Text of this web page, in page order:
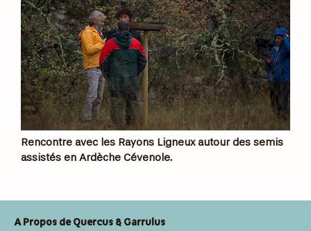
Rencontre avec les Rayons Ligneux autour des semis
assistés en Ardèche Cévenole.
A Propos de Quercus & Garrulus